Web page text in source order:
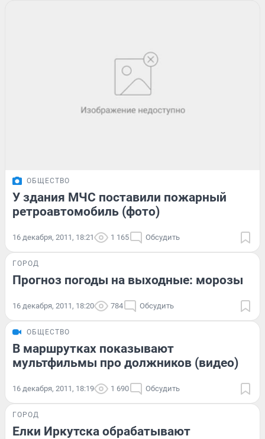
ОБЩЕСТВО
У здания МЧС поставили пожарный
ретроавтомобиль (фото)
16 декабря, 2011, 18:21 1 165 Обсудить
ГОРОД
Прогноз погоды на выходные: морозы
16 декабря, 2011, 18:20 784 Обсудить
ОБЩЕСТВО
В маршрутках показывают
мультфильмы про должников (видео)
16 декабря, 2011, 18:19 1 690 Обсудить
ГОРОД
Елки Иркутска обрабатывают